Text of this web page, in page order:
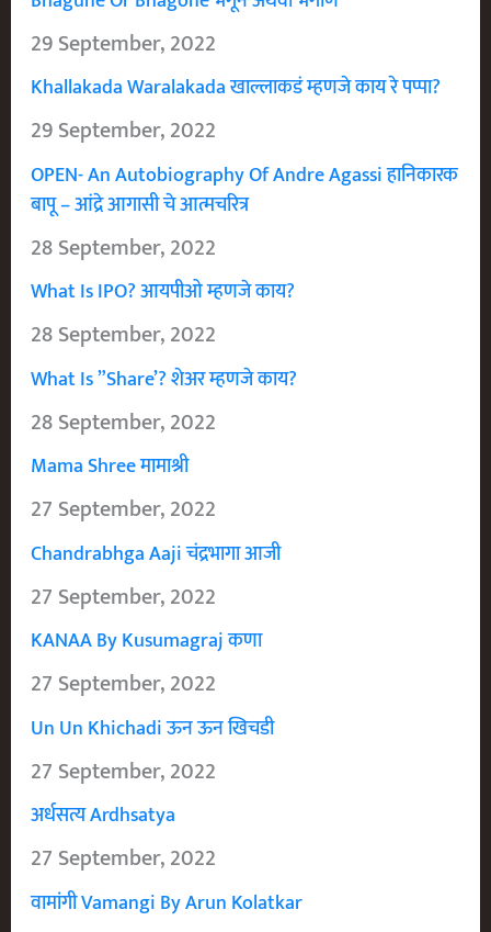
29 September, 2022
Khallakada Waralakada खाल्लाकडं म्हणजे काय रे पप्पा?
29 September, 2022
OPEN- An Autobiography Of Andre Agassi हानिकारक
बापू – आंद्रे आगासी चे आत्मचरित्र
28 September, 2022
What Is IPO? आयपीओ म्हणजे काय?
28 September, 2022
What Is ”Share’? शेअर म्हणजे काय?
28 September, 2022
Mama Shree मामाश्री
27 September, 2022
Chandrabhga Aaji चंद्रभागा आजी
27 September, 2022
KANAA By Kusumagraj कणा
27 September, 2022
Un Un Khichadi ऊन ऊन खिचडी
27 September, 2022
अर्धसत्य Ardhsatya
27 September, 2022
वामांगी Vamangi By Arun Kolatkar